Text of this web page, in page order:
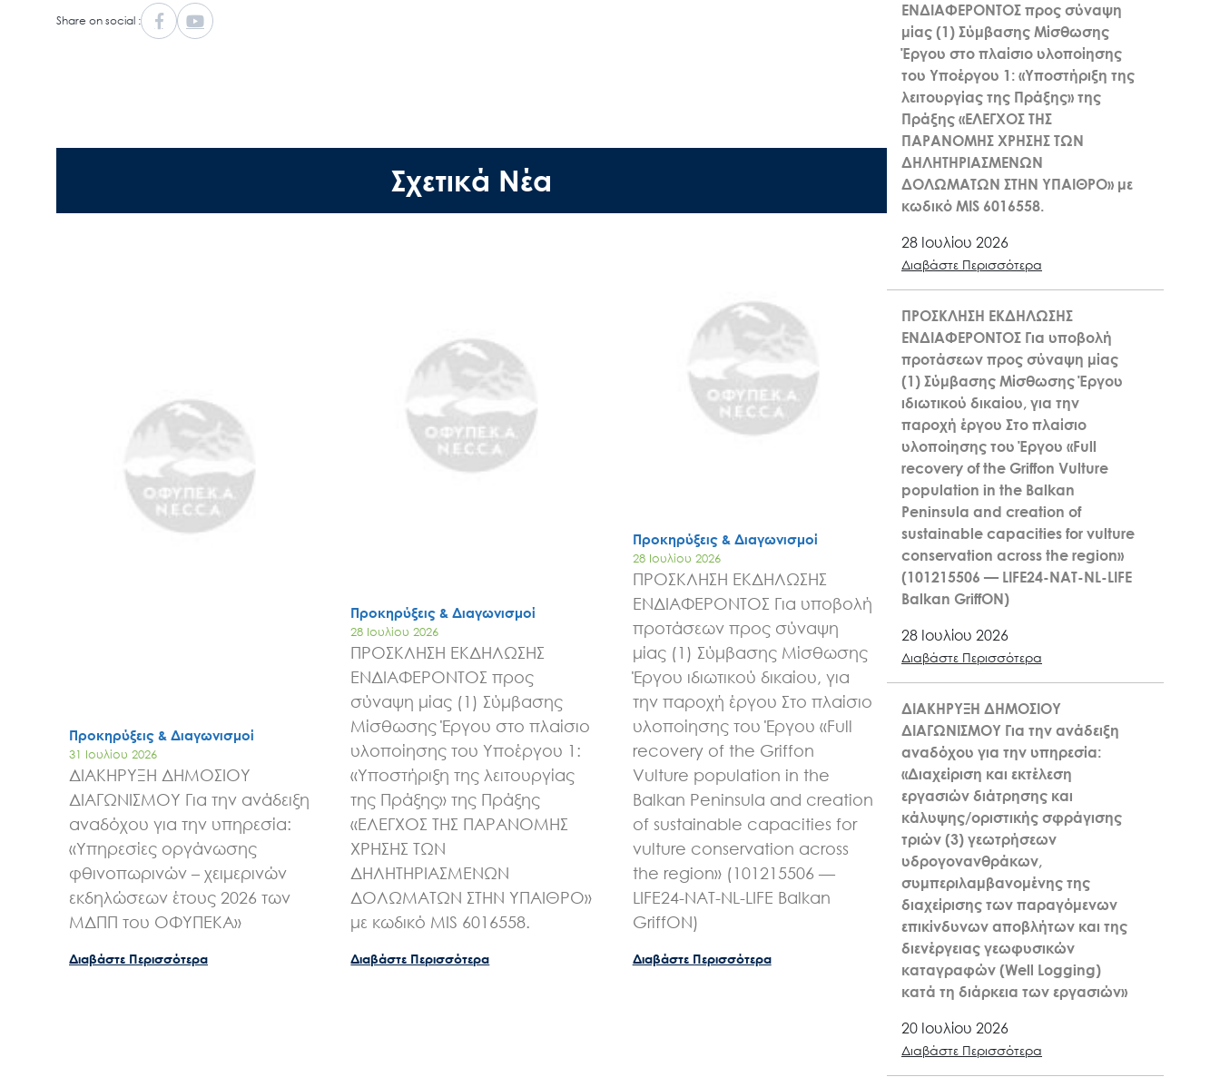
Μ.Δ.Π.Π.
Επικοινωνία
Share on social :
Σχετικά Νέα
Προκηρύξεις & Διαγωνισμοί
31 Ιουλίου 2026
ΔΙΑΚΗΡΥΞΗ ΔΗΜΟΣΙΟΥ
ΔΙΑΓΩΝΙΣΜΟΥ Για την ανάδειξη
αναδόχου για την υπηρεσία:
«Υπηρεσίες οργάνωσης
φθινοπωρινών – χειμερινών
εκδηλώσεων έτους 2026 των
ΜΔΠΠ του ΟΦΥΠΕΚΑ»
Διαβάστε Περισσότερα
Προκηρύξεις & Διαγωνισμοί
28 Ιουλίου 2026
ΠΡΟΣΚΛΗΣΗ ΕΚΔΗΛΩΣΗΣ
ΕΝΔΙΑΦΕΡΟΝΤΟΣ προς
σύναψη μίας (1) Σύμβασης
Μίσθωσης Έργου στο πλαίσιο
υλοποίησης του Υποέργου 1:
«Υποστήριξη της λειτουργίας
της Πράξης» της Πράξης
«ΕΛΕΓΧΟΣ ΤΗΣ ΠΑΡΑΝΟΜΗΣ
ΧΡΗΣΗΣ ΤΩΝ
ΔΗΛΗΤΗΡΙΑΣΜΕΝΩΝ
ΔΟΛΩΜΑΤΩΝ ΣΤΗΝ ΥΠΑΙΘΡΟ»
με κωδικό MIS 6016558.
Διαβάστε Περισσότερα
Προκηρύξεις & Διαγωνισμοί
28 Ιουλίου 2026
ΠΡΟΣΚΛΗΣΗ ΕΚΔΗΛΩΣΗΣ
ΕΝΔΙΑΦΕΡΟΝΤΟΣ Για υποβολή
προτάσεων προς σύναψη
μίας (1) Σύμβασης Μίσθωσης
Έργου ιδιωτικού δικαίου, για
την παροχή έργου Στο πλαίσιο
υλοποίησης του Έργου «Full
recovery of the Griffon
Vulture population in the
Balkan Peninsula and creation
of sustainable capacities for
vulture conservation across
the region» (101215506 —
LIFE24-NAT-NL-LIFE Balkan
GriffON)
Διαβάστε Περισσότερα
ΕΝΔΙΑΦΕΡΟΝΤΟΣ προς σύναψη
μίας (1) Σύμβασης Μίσθωσης
Έργου στο πλαίσιο υλοποίησης
του Υποέργου 1: «Υποστήριξη της
λειτουργίας της Πράξης» της
Πράξης «ΕΛΕΓΧΟΣ ΤΗΣ
ΠΑΡΑΝΟΜΗΣ ΧΡΗΣΗΣ ΤΩΝ
ΔΗΛΗΤΗΡΙΑΣΜΕΝΩΝ
ΔΟΛΩΜΑΤΩΝ ΣΤΗΝ ΥΠΑΙΘΡΟ» με
κωδικό MIS 6016558.
28 Ιουλίου 2026
Διαβάστε Περισσότερα
ΠΡΟΣΚΛΗΣΗ ΕΚΔΗΛΩΣΗΣ
ΕΝΔΙΑΦΕΡΟΝΤΟΣ Για υποβολή
προτάσεων προς σύναψη μίας
(1) Σύμβασης Μίσθωσης Έργου
ιδιωτικού δικαίου, για την
παροχή έργου Στο πλαίσιο
υλοποίησης του Έργου «Full
recovery of the Griffon Vulture
population in the Balkan
Peninsula and creation of
sustainable capacities for vulture
conservation across the region»
(101215506 — LIFE24-NAT-NL-LIFE
Balkan GriffON)
28 Ιουλίου 2026
Διαβάστε Περισσότερα
ΔΙΑΚΗΡΥΞΗ ΔΗΜΟΣΙΟΥ
ΔΙΑΓΩΝΙΣΜΟΥ Για την ανάδειξη
αναδόχου για την υπηρεσία:
«Διαχείριση και εκτέλεση
εργασιών διάτρησης και
κάλυψης/οριστικής σφράγισης
τριών (3) γεωτρήσεων
υδρογονανθράκων,
συμπεριλαμβανομένης της
διαχείρισης των παραγόμενων
επικίνδυνων αποβλήτων και της
διενέργειας γεωφυσικών
καταγραφών (Well Logging)
κατά τη διάρκεια των εργασιών»
20 Ιουλίου 2026
Διαβάστε Περισσότερα